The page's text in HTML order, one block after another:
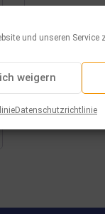
und unseren Service
weigern
Datenschutzrichtlinie
Vos
au cours de
et pour